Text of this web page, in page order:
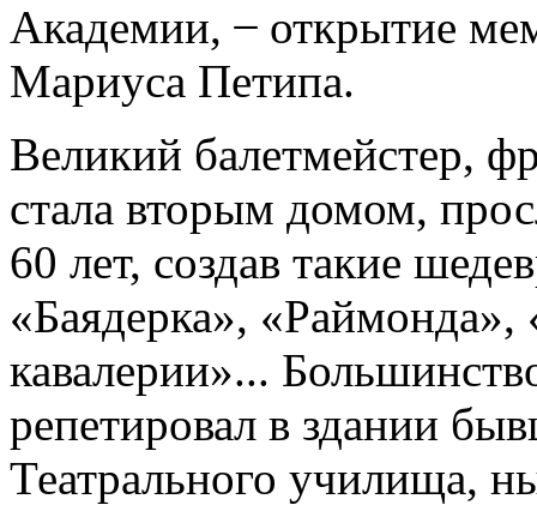
Академии, ̶ открытие
Мариуса Петипа.
Великий балетмейстер,
стала вторым домом,
60 лет, создав такие
«Баядерка»,
кавалерии»...
репетировал в здании
Театрального училища,